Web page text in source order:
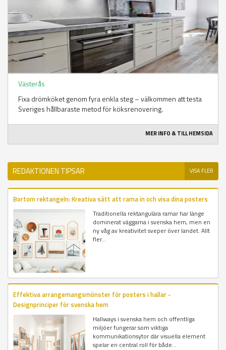
Västerås
Fixa drömköket genom fyra enkla steg – välkommen att testa
Sveriges hållbaraste metod för köksrenovering.
MER INFO & TILL HEMSIDA
REDAKTIONEN TIPSAR VISA FLER
Bortom rektangeln: Kreativa sätt att rama in och visa dina posters
Traditionella rektangulära ramar har länge
dominerat väggarna i svenska hem, men en
ny våg av kreativitet sveper över landet. Allt
fler...
Effektiva arrangemangsmönster för posters i hallar -
Designprinciper för svenska hem
Hallways i svenska hem och offentliga
miljöer fungerar som viktiga
kommunikationsytor där visuella element
spelar en central roll för både...